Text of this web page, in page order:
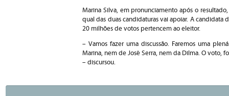
Marina Silva, em pronunciamento após o
qual das duas candidaturas vai apoiar. A candidata
20 milhões de votos pertencem ao eleitor.
– Vamos fazer uma discussão. Faremos uma
Marina, nem de José Serra, nem da Dilma. O voto,
– discursou.